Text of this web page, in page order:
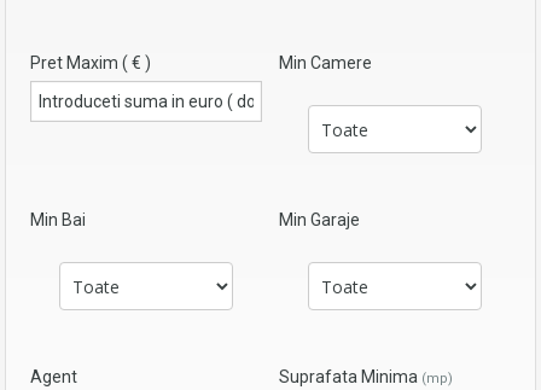
Pret Maxim ( € ) Min Camere
Min Bai Min Garaje
Agent Suprafata Minima (mp)